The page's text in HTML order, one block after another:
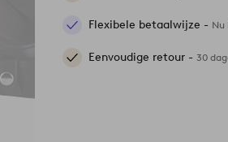
Flexibele betaalwijze - Nu
Eenvoudige retour -30